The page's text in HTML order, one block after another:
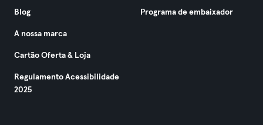
Blog
A nossa marca
Cartão Oferta & Loja
Regulamento Acessibilidade
2025
Programa de embaixador